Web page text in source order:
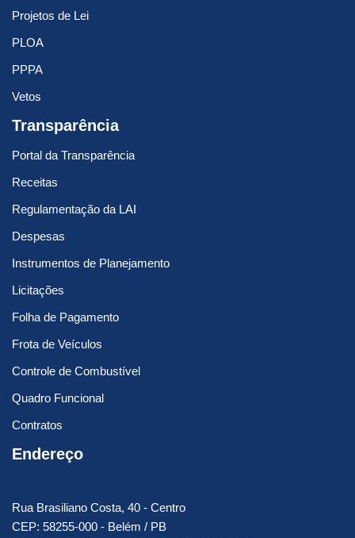
Projetos de Lei
PLOA
PPPA
Vetos
Transparência
Portal da Transparência
Receitas
Regulamentação da LAI
Despesas
Instrumentos de Planejamento
Licitações
Folha de Pagamento
Frota de Veículos
Controle de Combustível
Quadro Funcional
Contratos
Endereço
Rua Brasiliano Costa, 40 - Centro
CEP: 58255-000 - Belém / PB